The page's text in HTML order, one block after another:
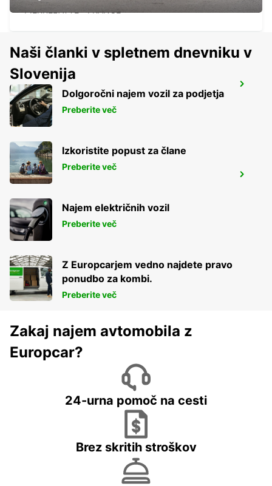
PIERRELATTE - FRANCE
MARTIGUES PORT-DE-BOUC
PORT DE BOUC - FRANCE
MARSEILLE AIRPORT
Naši članki v spletnem dnevniku v
Slovenija
Dolgoročni najem vozil za podjetja
Preberite več
Izkoristite popust za člane
Preberite več
Najem električnih vozil
Preberite več
Z Europcarjem vedno najdete pravo
ponudbo za kombi.
Preberite več
Zakaj najem avtomobila z
Europcar?
24-urna pomoč na cesti
Brez skritih stroškov